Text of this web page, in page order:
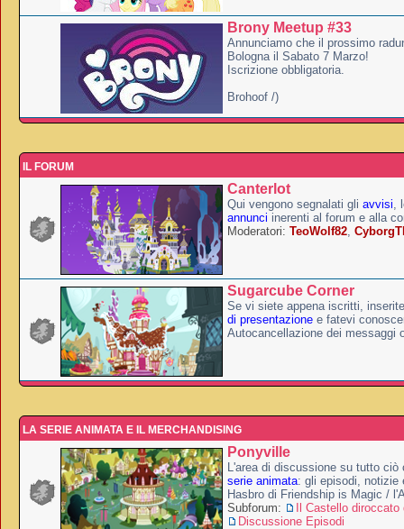
Brony Meetup #33
Annunciamo che il prossimo
Bologna il Sabato 7 Marzo!
Iscrizione obbligatoria.
Brohoof /)
IL FORUM
Canterlot
Qui vengono segnalati gli avvisi,
annunci inerenti al forum e alla
Moderatori: TeoWolf82,
Sugarcube Corner
Se vi siete appena iscritti,
di presentazione e fatevi
Autocancellazione dei messaggi
LA SERIE ANIMATA E IL MERCHANDISING
Ponyville
L'area di discussione su tutto ciò
serie animata: gli episodi, notizie
Hasbro di Friendship is Magic /
Subforum:
Il Castello
Discussione Episodi